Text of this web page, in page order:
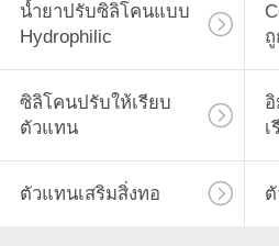
น้ำยาปรับซิลิโคนแบบ
Hydrophilic
ซิลิโคนปรับให้เรียบ
ตัวแทน
เ
ตัวแทนเสริมสิ่งทอ